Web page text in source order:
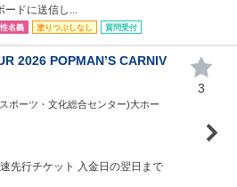
ードに送信し...
名義 塗りつぶしなし 質問受付
2026 POPMAN’S CARNIV
ポーツ・文化総合センター)大ホー
先行チケット 入金日の翌日まで
3